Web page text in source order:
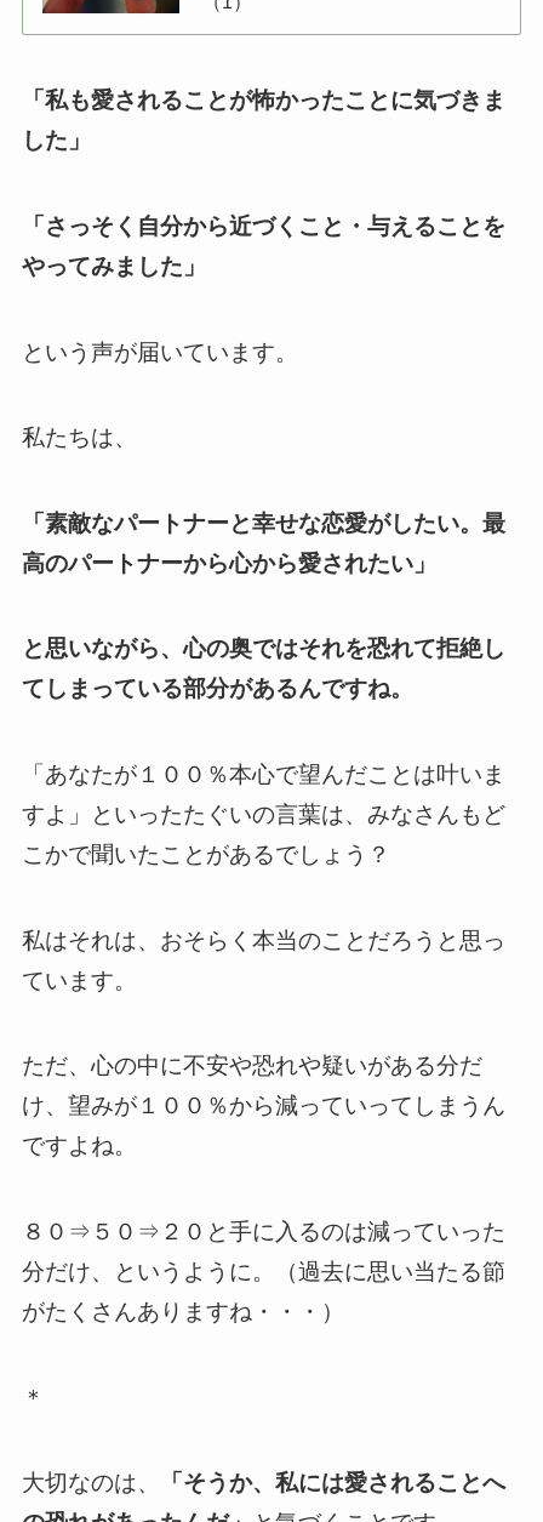
「私も愛されることが怖かったことに気づきま
した」
「さっそく自分から近づくこと・与えることを
やってみました」
という声が届いています。
私たちは、
「素敵なパートナーと幸せな恋愛がしたい。最
高のパートナーから心から愛されたい」
と思いながら、心の奥ではそれを恐れて拒絶し
てしまっている部分があるんですね。
「あなたが１００％本心で望んだことは叶いま
すよ」といったたぐいの言葉は、みなさんもど
こかで聞いたことがあるでしょう？
私はそれは、おそらく本当のことだろうと思っ
ています。
ただ、心の中に不安や恐れや疑いがある分だ
け、望みが１００％から減っていってしまうん
ですよね。
８０⇒５０⇒２０と手に入るのは減っていった
分だけ、というように。（過去に思い当たる節
がたくさんありますね・・・）
＊
大切なのは、
「そうか、私には愛されることへ